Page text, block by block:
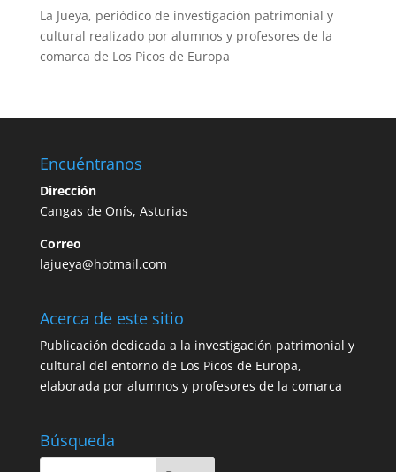
La Jueya, periódico de investigación patrimonial y
cultural realizado por alumnos y profesores de la
comarca de Los Picos de Europa
Encuéntranos
Dirección
Cangas de Onís, Asturias
Correo
lajueya@hotmail.com
Acerca de este sitio
Publicación dedicada a la investigación patrimonial y
cultural del entorno de Los Picos de Europa,
elaborada por alumnos y profesores de la comarca
Búsqueda